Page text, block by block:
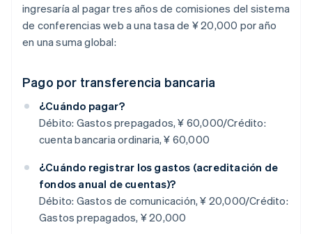
ingresaría al pagar tres años de comisiones del sistema
de conferencias web a una tasa de ¥ 20,000 por año
en una suma global:
Pago por transferencia bancaria
¿Cuándo pagar?
Débito: Gastos prepagados, ¥ 60,000/Crédito:
cuenta bancaria ordinaria, ¥ 60,000
¿Cuándo registrar los gastos (acreditación de
fondos anual de cuentas)?
Débito: Gastos de comunicación, ¥ 20,000/Crédito:
Gastos prepagados, ¥ 20,000